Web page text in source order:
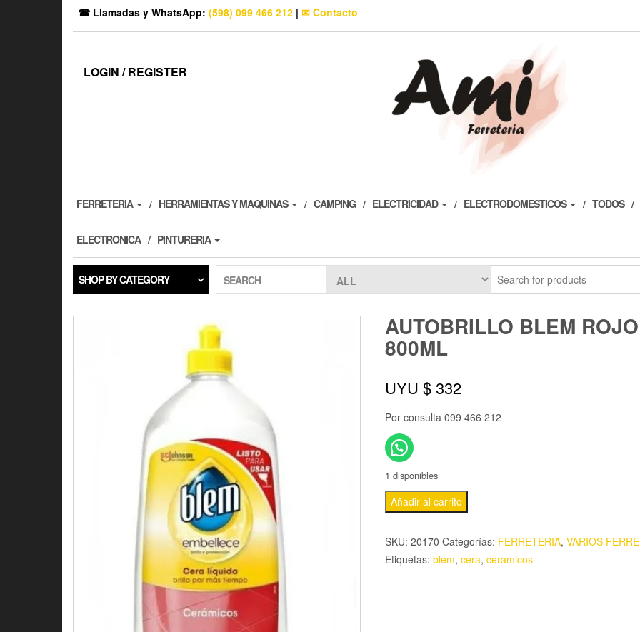
☎ Llamadas y WhatsApp: (598) 099 466 212 | ✉ Contacto
LOGIN / REGISTER
FERRETERIA HERRAMIENTAS Y MAQUINAS CAMPING ELECTRICIDAD ELECTRODOMESTICOS TODOS
ELECTRONICA PINTURERIA
SHOP BY CATEGORY SEARCH
AUTOBRILLO BLEM ROJO
800ML
UYU $332
Por consulta 099 466 212
1 disponibles
Añadir al carrito
SKU: 20170 Categorías: FERRETERIA, VARIOS
Etiquetas: blem, cera, ceramicos